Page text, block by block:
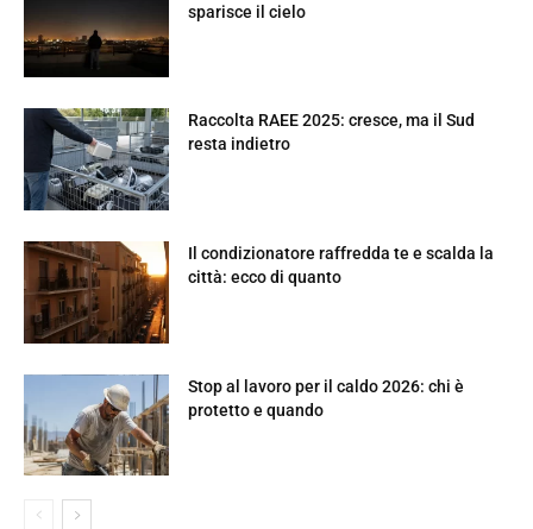
sparisce il cielo
Raccolta RAEE 2025: cresce, ma il Sud
resta indietro
Il condizionatore raffredda te e scalda la
città: ecco di quanto
Stop al lavoro per il caldo 2026: chi è
protetto e quando